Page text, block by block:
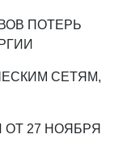
ПОТЕРЬ
СЕТЯМ,
27 НОЯБРЯ